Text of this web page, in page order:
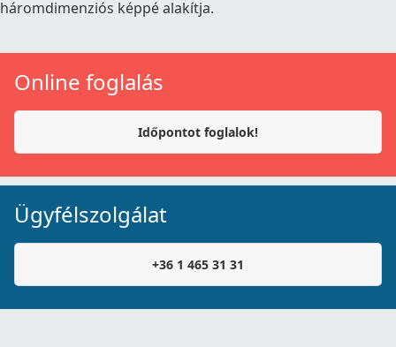
háromdimenziós képpé alakítja.
Online foglalás
Időpontot foglalok!
Ügyfélszolgálat
+36 1 465 31 31